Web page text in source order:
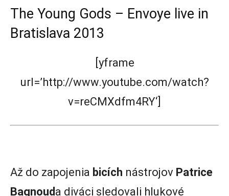
The Young Gods – Envoye live in
Bratislava 2013
[yframe
url=’http://www.youtube.com/watch?
v=reCMXdfm4RY‘]
Až do zapojenia bicích nástrojov Patrice
Bagnoud a diváci sledovali hlukové